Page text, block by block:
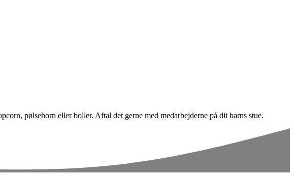
pølsehorn eller boller. Aftal det gerne med medarbejderne på dit barns stue.